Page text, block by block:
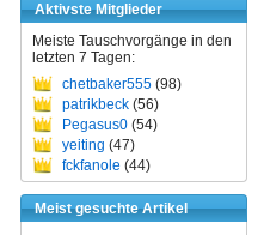
Aktivste Mitglieder
Meiste Tauschvorgänge in den
letzten 7 Tagen:
chetbaker555 (98)
patrikbeck (56)
Pegasus0 (54)
yeiting (47)
fckfanole (44)
Meist gesuchte Artikel